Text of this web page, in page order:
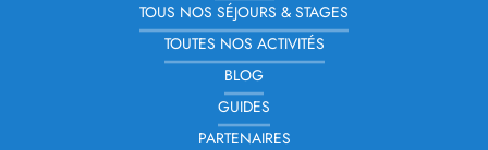
TOUS NOS SÉJOURS & STAGES
TOUTES NOS ACTIVITÉS
BLOG
GUIDES
PARTENAIRES